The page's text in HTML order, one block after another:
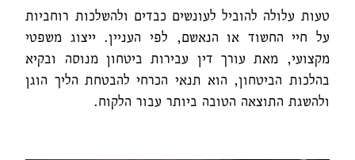
טעות עלולה להוביל לעונשים כבדים ולהשלכות רוחביות
על חיי החשוד או הנאשם, לפי העניין. ייצוג משפטי
מקצועי, מאת עורך דין עבירות ביטחון מנוסה ובקיא
בהלכות הביטחון, הוא תנאי הכרחי להבטחת הליך הוגן
ולהשגת התוצאה הטובה ביותר עבור הלקוח.